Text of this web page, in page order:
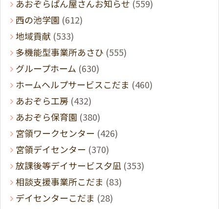
あおぞらぱん屋さんお知らせ (559)
西の池学園 (612)
地域貢献 (533)
多機能型事業所あさひ (555)
グループホーム (630)
ホームヘルプサービスこだま (460)
あおぞら工房 (432)
あおぞら保育園 (380)
宮領ワークセンター (426)
宮領デイセンター (370)
放課後等デイサービス夕凪 (353)
相談支援事業所こだま (83)
デイセンターこだま (28)